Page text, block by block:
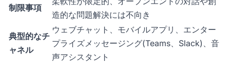
制限事項
造的な問題解決には不向き
典型的なチ
ャネル
ウェブチャット、モバイルアプリ、エンター
プライズメッセージング(Teams、Slack)、音
声アシスタント